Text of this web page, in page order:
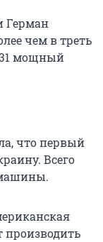
Герман
чем в треть
31 мощный
что первый
Всего
производить